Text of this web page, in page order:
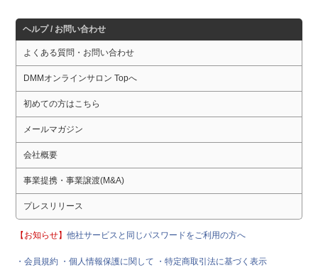
ヘルプ / お問い合わせ
よくある質問・お問い合わせ
DMMオンラインサロン Topへ
初めての方はこちら
メールマガジン
会社概要
事業提携・事業譲渡(M&A)
プレスリリース
【お知らせ】他社サービスと同じパスワードをご利用の方へ
・会員規約 ・個人情報保護に関して ・特定商取引法に基づく表示